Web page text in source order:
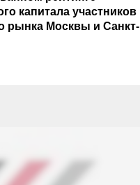
капитала участников
рынка Москвы и Санкт-